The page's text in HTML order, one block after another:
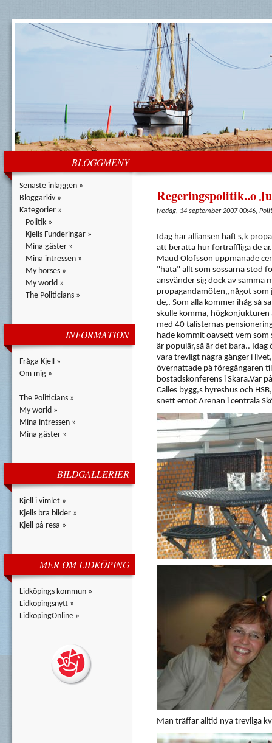
BLOGGMENY
Senaste inläggen »
Bloggarkiv »
Kategorier »
Politik »
Kjells Funderingar »
Mina gäster »
Mina intressen »
My horses »
My world »
The Politicians »
INFORMATION
Fråga Kjell »
Om mig »
The Politicians »
My world »
Mina intressen »
Mina gäster »
BILDGALLERIER
Kjell i vimlet »
Kjells bra bilder »
Kjell på resa »
MER OM LIDKÖPING
Lidköpings kommun »
Lidköpingsnytt »
LidköpingOnline »
Regeringspolitik..o
fredag, 14 september 2007 00:46,
Idag har alliansen haft s,k
att berätta hur förträffliga de
Maud Olofsson uppmanade
"hata" allt som sossarna stod
ansvänder sig dock av samma
propagandamöten,,något som
de,, Som alla kommer ihåg så
skulle komma,
med 40 talisternas
hade kommit oavsett vem
är populär,så är det bara.. Idag
vara trevligt några gånger i
övernattade på föregångaren
bostadskonferens i Skara.Var
Calles bygg,s hyreshus och
snett emot Arenan i centrala
Man träffar alltid nya trevliga